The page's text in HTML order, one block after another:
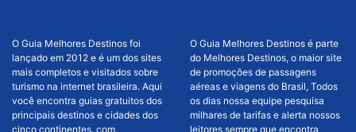
O Guia Melhores Destinos foi
lançado em 2012 e é um dos sites
mais completos e visitados sobre
turismo na internet brasileira. Aqui
você encontra guias gratuitos dos
principais destinos e cidades dos
cinco continentes, com
O Guia Melhores Destinos é parte
do Melhores Destinos, o maior site
de promoções de passagens
aéreas e viagens do Brasil, Todos
os dias nossa equipe pesquisa
milhares de tarifas e alerta nossos
leitores sempre que encontra